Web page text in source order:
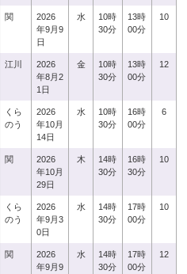
関
2026
年9月9
日
水
10時
30分
13時
00分
10
江川
2026
年8月2
1日
金
10時
30分
13時
00分
12
くら
のう
2026
年10月
14日
水
10時
30分
16時
00分
6
関
2026
年10月
29日
木
14時
30分
16時
30分
10
くら
のう
2026
年9月3
0日
水
14時
30分
17時
00分
10
関
2026
年9月9
水
14時
30分
17時
00分
12